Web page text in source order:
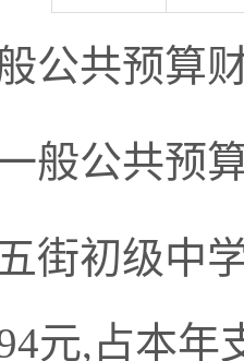
公共预算
一般公共预
街初级中
元,占本